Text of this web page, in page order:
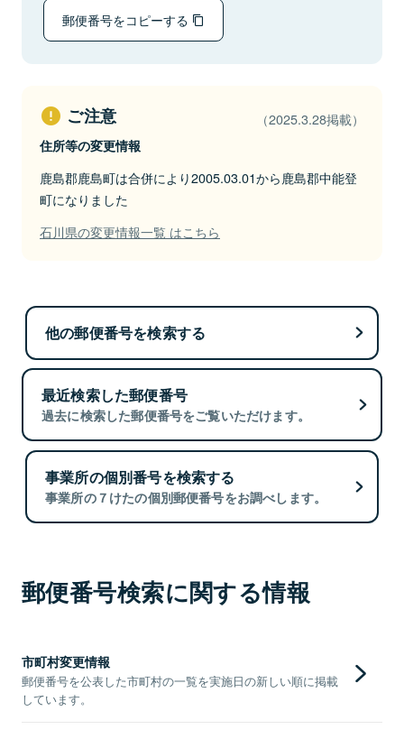
郵便番号をコピーする
ご注意 （2025.3.28掲載）
住所等の変更情報
鹿島郡鹿島町は合併により2005.03.01から鹿島郡中能登
町になりました
石川県の変更情報一覧 はこちら
他の郵便番号を検索する
最近検索した郵便番号
過去に検索した郵便番号をご覧いただけます。
事業所の個別番号を検索する
事業所の７けたの個別郵便番号をお調べします。
郵便番号検索に関する情報
市町村変更情報
郵便番号を公表した市町村の一覧を実施日の新しい順に掲載
しています。